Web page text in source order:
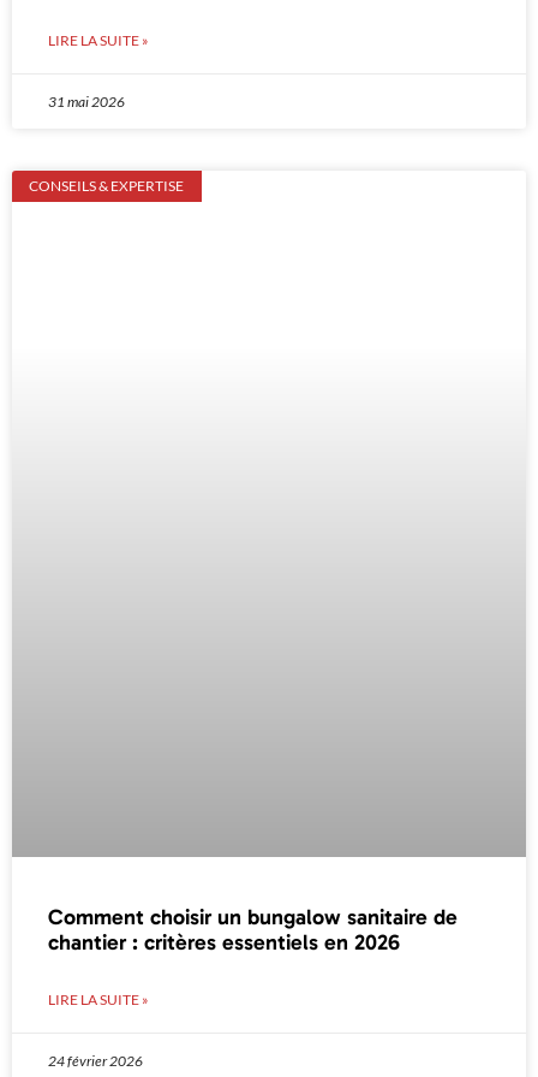
LIRE LA SUITE »
31 mai 2026
CONSEILS & EXPERTISE
Comment choisir un bungalow sanitaire de
chantier : critères essentiels en 2026
LIRE LA SUITE »
24 février 2026